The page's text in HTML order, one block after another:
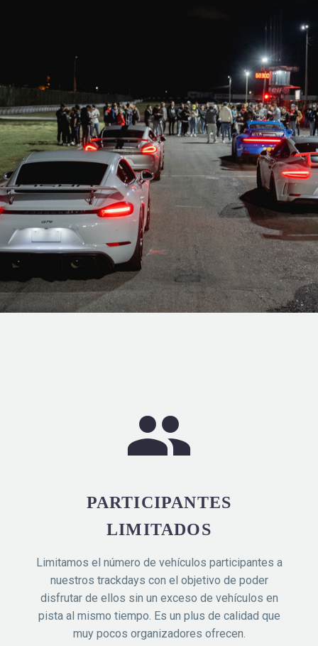
PARTICIPANTES
LIMITADOS
Limitamos el número de vehículos participantes a
nuestros trackdays con el objetivo de poder
disfrutar de ellos sin un exceso de vehículos en
pista al mismo tiempo. Es un plus de calidad que
muy pocos organizadores ofrecen.